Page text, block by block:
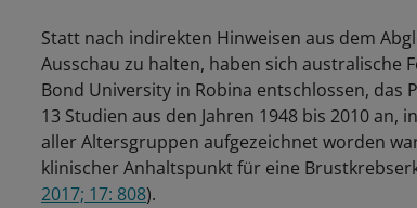
Statt nach indirekten Hinweisen aus dem
Ausschau zu halten, haben sich australische
Bond University in Robina entschlossen, das
13 Studien aus den Jahren 1948 bis 2010
aller Altersgruppen aufgezeichnet worden
klinischer Anhaltspunkt für eine
2017; 17: 808).